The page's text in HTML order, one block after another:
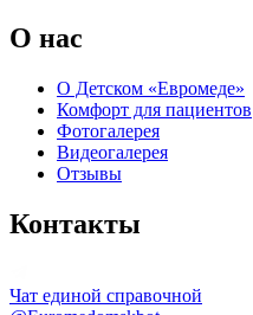
О нас
О Детском «Евромеде»
Комфорт для пациентов
Фотогалерея
Видеогалерея
Отзывы
Контакты
Чат единой справочной